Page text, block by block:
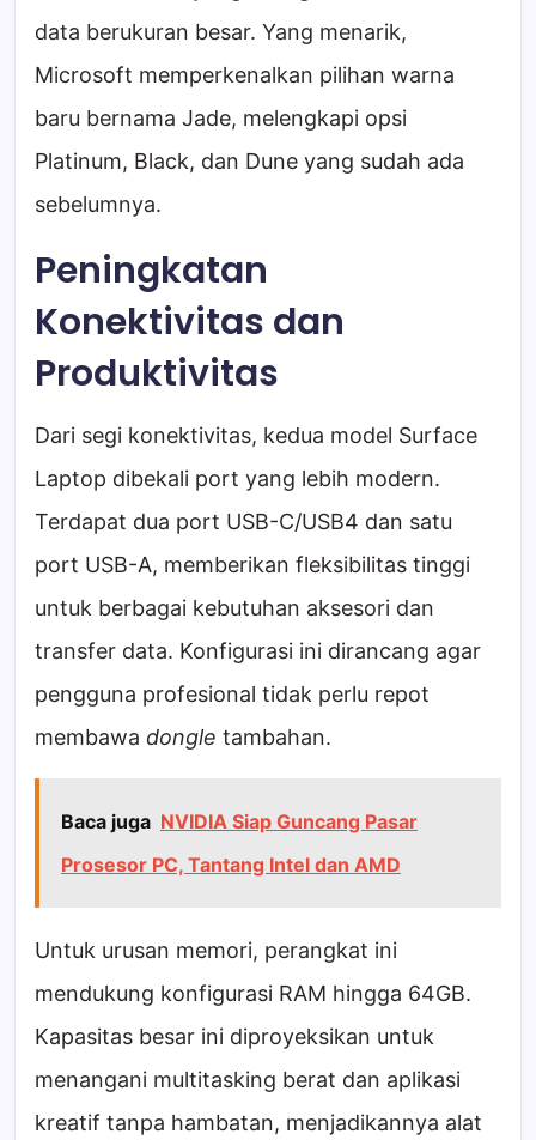
data berukuran besar. Yang menarik,
Microsoft memperkenalkan pilihan warna
baru bernama Jade, melengkapi opsi
Platinum, Black, dan Dune yang sudah ada
sebelumnya.
Peningkatan
Konektivitas dan
Produktivitas
Dari segi konektivitas, kedua model Surface
Laptop dibekali port yang lebih modern.
Terdapat dua port USB-C/USB4 dan satu
port USB-A, memberikan fleksibilitas tinggi
untuk berbagai kebutuhan aksesori dan
transfer data. Konfigurasi ini dirancang agar
pengguna profesional tidak perlu repot
membawa dongle tambahan.
Baca juga NVIDIA Siap Guncang Pasar
Prosesor PC, Tantang Intel dan AMD
Untuk urusan memori, perangkat ini
mendukung konfigurasi RAM hingga 64GB.
Kapasitas besar ini diproyeksikan untuk
menangani multitasking berat dan aplikasi
kreatif tanpa hambatan, menjadikannya alat